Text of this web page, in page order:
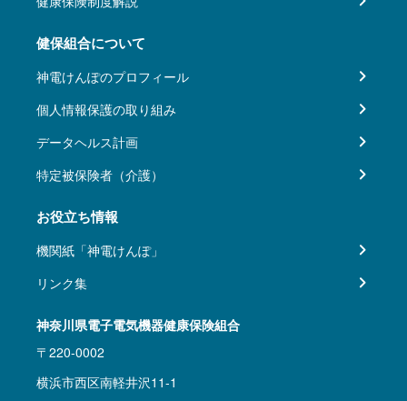
健保組合について
神電けんぽのプロフィール
個人情報保護の取り組み
データヘルス計画
特定被保険者（介護）
お役立ち情報
機関紙「神電けんぽ」
リンク集
神奈川県電子電気機器健康保険組合
〒220-0002
横浜市西区南軽井沢11-1